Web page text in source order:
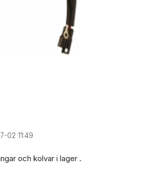
02 11:49
och kolvar i lager .